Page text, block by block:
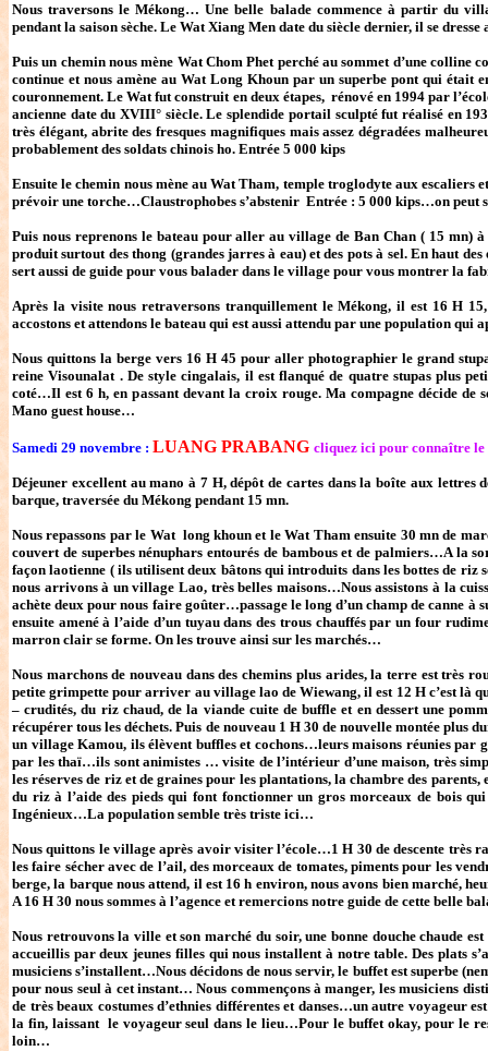
Nous traversons le Mékong… Une belle balade commence à partir du
pendant la saison sèche. Le Wat Xiang Men date du siècle dernier, il se
Puis un chemin nous mène Wat Chom Phet perché au sommet d’une
continue et nous amène au Wat Long Khoun par un superbe pont qui
couronnement. Le Wat fut construit en deux étapes, rénové en 1994 par
ancienne date du XVIII° siècle. Le splendide portail sculpté fut réalisé en
très élégant, abrite des fresques magnifiques mais assez dégradées
probablement des soldats chinois ho. Entrée 5 000 kips
Ensuite le chemin nous mène au Wat Tham, temple troglodyte aux escaliers
prévoir une torche…Claustrophobes s’abstenir Entrée : 5 000 kips…on peut
Puis nous reprenons le bateau pour aller au village de Ban Chan ( 15 mn)
produit surtout des thong (grandes jarres à eau) et des pots à sel. En haut
sert aussi de guide pour vous balader dans le village pour vous montrer la
Après la visite nous retraversons tranquillement le Mékong, il est 16 H
accostons et attendons le bateau qui est aussi attendu par une population
Nous quittons la berge vers 16 H 45 pour aller photographier le grand
reine Visounalat . De style cingalais, il est flanqué de quatre stupas plus
coté…Il est 6 h, en passant devant la croix rouge. Ma compagne décide de
Mano guest house…
Samedi 29 novembre : LUANG PRABANG cliquez ici pour connaître
Déjeuner excellent au mano à 7 H, dépôt de cartes dans la boîte aux
barque, traversée du Mékong pendant 15 mn.
Nous repassons par le Wat long khoun et le Wat Tham ensuite 30 mn de
couvert de superbes nénuphars entourés de bambous et de palmiers…A la
façon laotienne ( ils utilisent deux bâtons qui introduits dans les bottes de riz
nous arrivons à un village Lao, très belles maisons…Nous assistons à la
achète deux pour nous faire goûter…passage le long d’un champ de canne à
ensuite amené à l’aide d’un tuyau dans des trous chauffés par un four
marron clair se forme. On les trouve ainsi sur les marchés…
Nous marchons de nouveau dans des chemins plus arides, la terre est très
petite grimpette pour arriver au village lao de Wiewang, il est 12 H c’est là
– crudités, du riz chaud, de la viande cuite de buffle et en dessert une
récupérer tous les déchets. Puis de nouveau 1 H 30 de nouvelle montée plus
un village Kamou, ils élèvent buffles et cochons…leurs maisons réunies par
par les thaï…ils sont animistes … visite de l’intérieur d’une maison, très
les réserves de riz et de graines pour les plantations, la chambre des
du riz à l’aide des pieds qui font fonctionner un gros morceaux de bois
Ingénieux…La population semble très triste ici…
Nous quittons le village après avoir visiter l’école…1 H 30 de descente
les faire sécher avec de l’ail, des morceaux de tomates, piments pour les
berge, la barque nous attend, il est 16 h environ, nous avons bien marché,
A 16 H 30 nous sommes à l’agence et remercions notre guide de cette belle
Nous retrouvons la ville et son marché du soir, une bonne douche chaude
accueillis par deux jeunes filles qui nous installent à notre table. Des plats
musiciens s’installent…Nous décidons de nous servir, le buffet est superbe
pour nous seul à cet instant… Nous commençons à manger, les musiciens
de très beaux costumes d’ethnies différentes et danses…un autre
la fin, laissant le voyageur seul dans le lieu…Pour le buffet okay, pour le
loin…